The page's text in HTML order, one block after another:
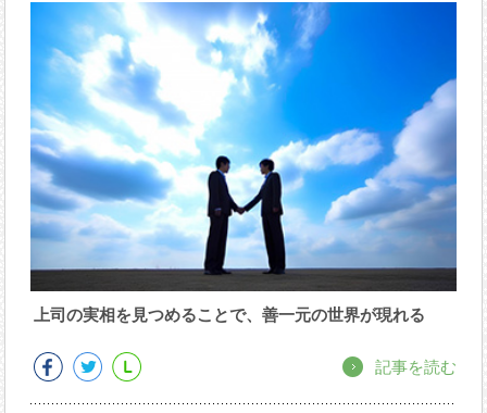
上司の実相を見つめることで、善一元の世界が現れる
記事を読む